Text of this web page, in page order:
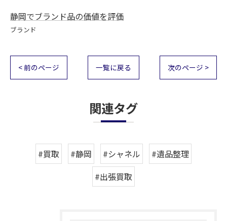
静岡でブランド品の価値を評価
ブランド
< 前のページ 一覧に戻る 次のページ >
関連タグ
#買取 #静岡 #シャネル
#遺品整理
#出張買取